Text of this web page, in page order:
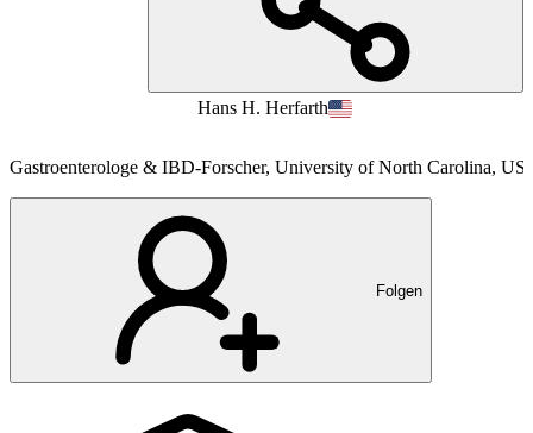
PH
Hans H. Herfarth
Gastroenterologe & IBD-Forscher, University of North Carolina,
Folgen